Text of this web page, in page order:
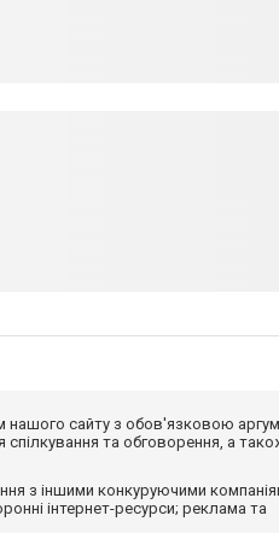
нашого сайту з обов'язковою
та обговорення, а
з іншими конкуруючими
інтернет-ресурси; реклама та